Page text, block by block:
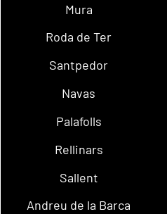
Mura
Roda de Ter
Santpedor
Navas
Palafolls
Rellinars
Sallent
Andreu de la Barca